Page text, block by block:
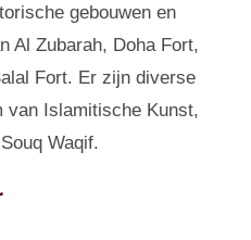
gebouwen en
Al Zubarah, Doha Fort,
Fort. Er zijn diverse
van Islamitische Kunst,
Waqif.